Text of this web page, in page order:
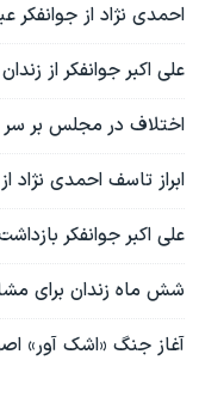
احمدی نژاد از جوانفکر
علی اکبر جوانفکر از
اختلاف در مجلس بر سر
ابراز تاسف احمدی نژاد
علی اکبر جوانفکر
شش ماه زندان برای
آغاز جنگ «اشک آور»